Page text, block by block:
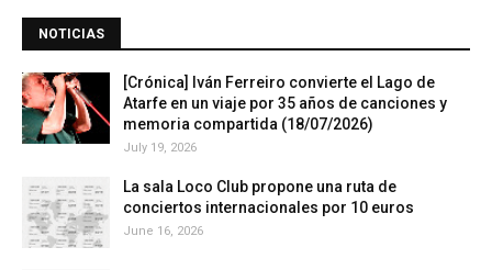
NOTICIAS
[Crónica] Iván Ferreiro convierte el Lago de
Atarfe en un viaje por 35 años de canciones y
memoria compartida (18/07/2026)
July 19, 2026
La sala Loco Club propone una ruta de
conciertos internacionales por 10 euros
June 16, 2026